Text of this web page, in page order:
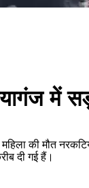
में
की मौत
दी गई हैं।